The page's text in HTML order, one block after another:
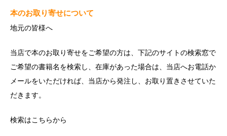
本のお取り寄せについて
地元の皆様へ
当店で本のお取り寄せをご希望の方は、下記のサイトの検索窓で
ご希望の書籍名を検索し、在庫があった場合は、当店へお電話か
メールをいただければ、当店から発注し、お取り置きさせていた
だきます。
検索はこちらから